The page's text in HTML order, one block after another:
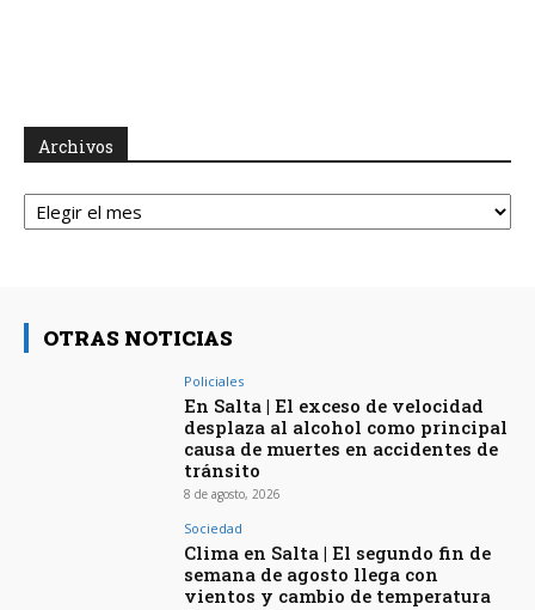
Archivos
Archivos
OTRAS NOTICIAS
Policiales
En Salta | El exceso de velocidad
desplaza al alcohol como principal
causa de muertes en accidentes de
tránsito
8 de agosto, 2026
Sociedad
Clima en Salta | El segundo fin de
semana de agosto llega con
vientos y cambio de temperatura